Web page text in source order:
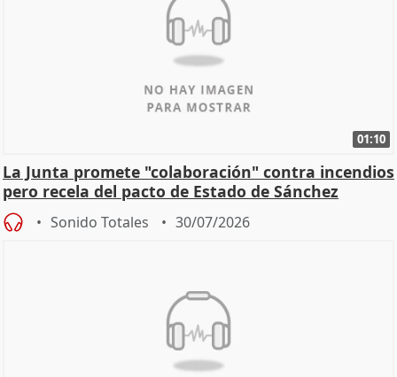
01:10
La Junta promete "colaboración" contra incendios
pero recela del pacto de Estado de Sánchez
Sonido Totales 30/07/2026